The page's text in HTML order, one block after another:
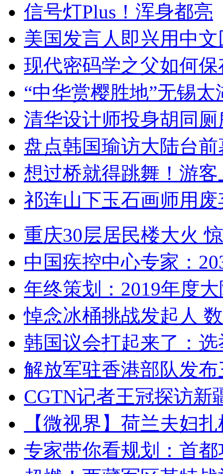
信号灯Plus！浑身都亮
美国发言人即兴用中
现代密码学之父如何
“中华赏樱胜地”无锡
清华设计师投身胡同
盘点韩国瑜访大陆台
想过桥就得跳舞！游客
祁连山下玉石画师用
重庆30层居民楼大火
中国疾控中心专家：
年终策划：2019年度
悼念冰桶挑战发起人
韩国议会打起来了：
解放军驻香港部队发
CGTN记者王冠探访新
【微视界】荷兰夫妇
专家带你看规划：首